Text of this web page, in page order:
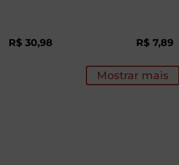
R$ 30,98 R$ 7,89
Mostrar mais